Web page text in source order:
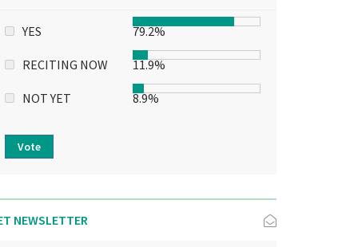
YES 79.2%
RECITING NOW 11.9%
NOT YET 8.9%
Vote
NEWSLETTER